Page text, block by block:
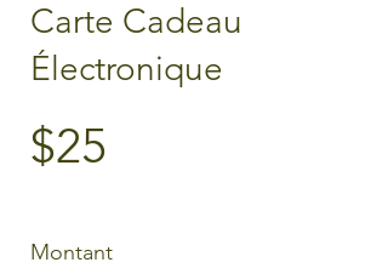
Carte Cadeau
Électronique
$25
Montant